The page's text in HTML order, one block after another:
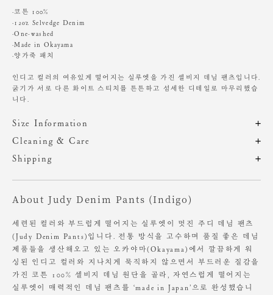
·코튼 100%
·12oz Selvedge Denim
·One-washed
·Made in Okayama
·양가죽 패치
인디고 컬러의 여유있게 떨어지는 실루엣을 가진 셀비지 데님 팬츠입니다.
굵기가 서로 다른 화이트 스티치를 튼튼하고 섬세한 디테일로 마무리했습
니다.
Size Information
제품의 일정 수량을 측정한 평균치수로 재는 방법과 위치에 따라 1~3cm
편차가 있을 수 있습니다. (치수단위 : cm)
XS 107 35 47.5 30
M
110 38 52 31 33
25.5
L
Model is wearing a S size. Heights 168cm / Waist 23"
Cleaning & Care
인디고 데님의 원단 특성상 이염이나 오염이 생길 수 있으니
밝은 계열의 의류나 신발, 액세서리 등 착용 시 마찰에 주의해주세요.
기계, 고온세탁시 변형, 이염, 변색, 탈색 가능성이 있음
세탁 후, 그늘에서 건조
원단에 직접 다림질 할 경우 변형이 발생할 수 있으니,
반드시 다림질 천을 사용하여 약한 열로 다림질 해 주세요.
의류 건조기나 세탁기의 에어워시로 관리 하실 경우
제품의 변형이나 수축이 있을 수 있습니다.
Shipping
About Judy Denim Pants (Indigo)
세련된 컬러와 부드럽게 떨어지는 실루엣이 멋진 주디 데님 팬츠
(Judy Denim Pants)입니다. 전통 방식을 고수하며 품질 좋은 데님
제품들을 생산해오고 있는 오카야마(Okayama)에서 깔끔하게 워
싱된 인디고 컬러와 지나치게 묵직하지 않으면서 부드러운 질감을
가진 코튼 100% 셀비지 데님 원단을 골라, 자연스럽게 떨어지는
실루엣이 매력적인 데님 팬츠를 ‘made in Japan’으로 완성했습니